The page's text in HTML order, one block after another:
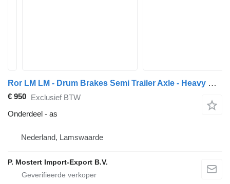
Ror LM LM - Drum Brakes Semi Trailer Axle - Heavy Duty as voor Ror LM oplegger
€ 950 Exclusief BTW
Onderdeel - as
Nederland, Lamswaarde
P. Mostert Import-Export B.V.